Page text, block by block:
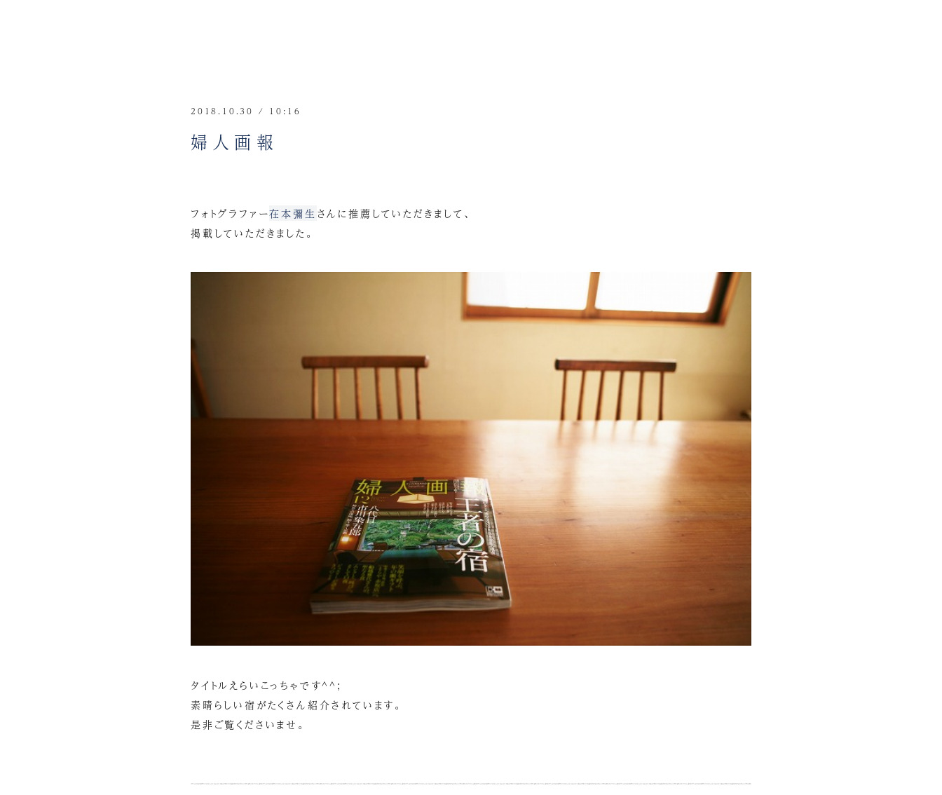
2018.10.30 / 10:16
婦人画報
フォトグラファー在本彌生 さんに推薦していただきまして、
掲載していただきました。
タイトルえらいこっちゃです^^;
素晴らしい宿がたくさん紹介されています。
是非ご覧くださいませ。